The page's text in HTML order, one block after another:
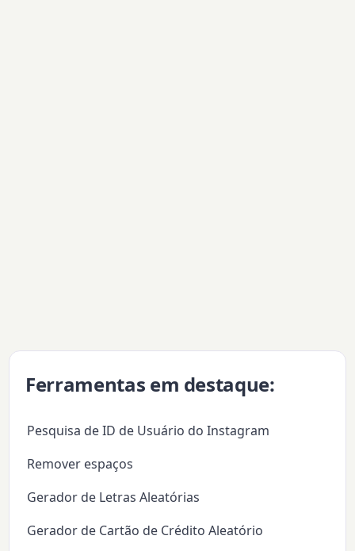
Ferramentas em destaque:
Pesquisa de ID de Usuário do Instagram
Remover espaços
Gerador de Letras Aleatórias
Gerador de Cartão de Crédito Aleatório